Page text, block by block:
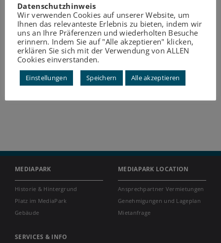
MEDIAPARK
Historie & Hintergrund
Platz im MediaPark
Gebäude
MEDIAPARK LOCATION
Ansprechpartner Vermietungen
Genehmigungen und Lageplan
Mietanfrage
SERVICES & INFO
Datenschutzhinweis
Wir verwenden Cookies auf unserer Website, um
Ihnen das relevanteste Erlebnis zu bieten, indem wir
uns an Ihre Präferenzen und wiederholten Besuche
erinnern. Indem Sie auf "Alle akzeptieren" klicken,
erklären Sie sich mit der Verwendung von ALLEN
Cookies einverstanden.
Einstellungen Speichern Alle akzeptieren